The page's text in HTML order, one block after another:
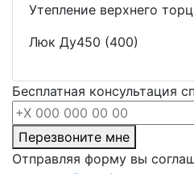
Утепление верхнего
Люк Ду450 (400)
Бесплатная консультация
Перезвоните мне
Отправляя форму вы